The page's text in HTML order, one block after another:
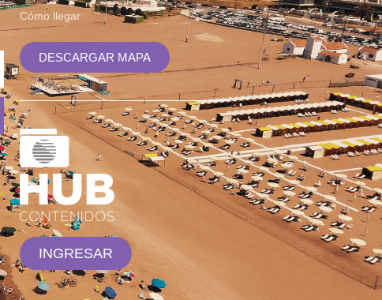
Cómo llegar
DESCARGAR MAPA
INGRESAR